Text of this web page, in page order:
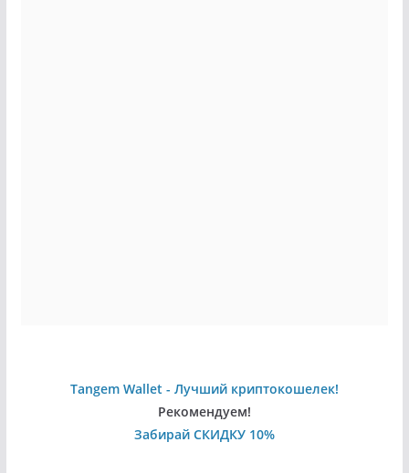
Tangem Wallet - Лучший криптокошелек!
Рекомендуем!
Забирай СКИДКУ 10%